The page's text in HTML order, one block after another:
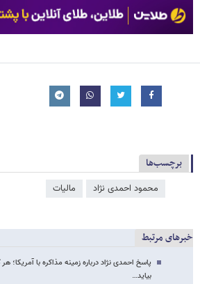
برچسب‌ها
محمود احمدی ‌نژاد مالیات
خبرهای مرتبط
پاسخ احمدی نژاد درباره زمینه مذاکره با
بیاید…